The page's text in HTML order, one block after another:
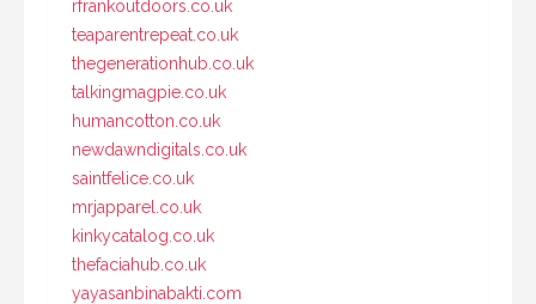
rfrankoutdoors.co.uk
teaparentrepeat.co.uk
thegenerationhub.co.uk
talkingmagpie.co.uk
humancotton.co.uk
newdawndigitals.co.uk
saintfelice.co.uk
mrjapparel.co.uk
kinkycatalog.co.uk
thefaciahub.co.uk
yayasanbinabakti.com